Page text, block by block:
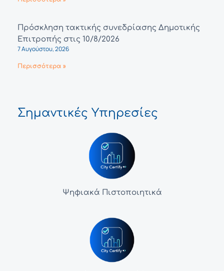
Πρόσκληση τακτικής συνεδρίασης Δημοτικής
Επιτροπής στις 10/8/2026
7 Αυγούστου, 2026
Περισσότερα »
Σημαντικές Υπηρεσίες
Ψηφιακά Πιστοποιητικά